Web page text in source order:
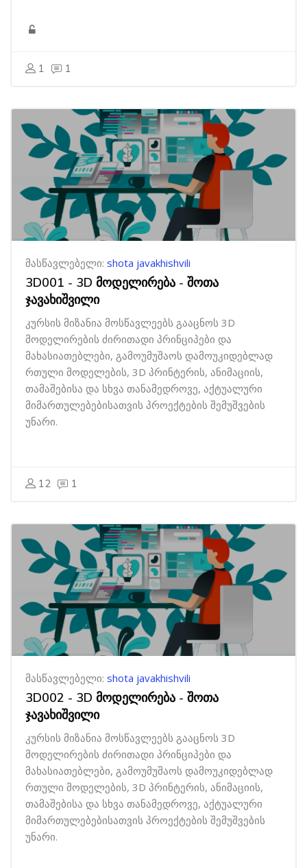
1 1
მასწავლებელი: shota javakhishvili
3D001 - 3D მოდელირება - შოთა
ჯავახიშვილი
კურსის მიზანია მოსწავლეებს გააცნოს 3D
მოდელირების ძირითადი პრინციპები და
მახასიათებლები, გამოუმუშაოს დამოუკიდებლად
რთული მოდელების, 3D პრინტერის, ანიმაციის,
თამაშებისა და სხვა თანამედროვე, აქტუალური
მიმართულებებისათვის პროექტების შემუშვების
უნარი.
12 1
მასწავლებელი: shota javakhishvili
3D002 - 3D მოდელირება - შოთა
ჯავახიშვილი
კურსის მიზანია მოსწავლეებს გააცნოს 3D
მოდელირების ძირითადი პრინციპები და
მახასიათებლები, გამოუმუშაოს დამოუკიდებლად
რთული მოდელების, 3D პრინტერის, ანიმაციის,
თამაშებისა და სხვა თანამედროვე, აქტუალური
მიმართულებებისათვის პროექტების შემუშვების
უნარი.